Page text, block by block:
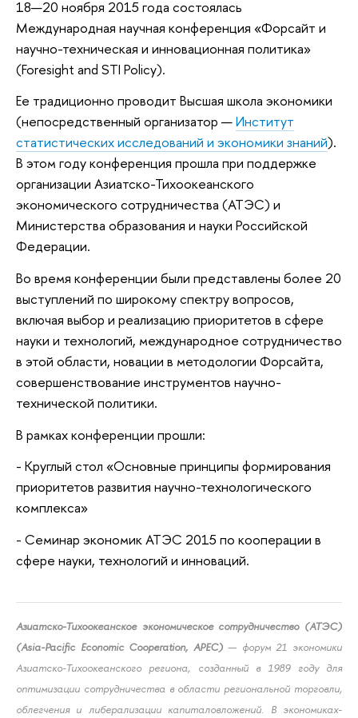
18—20 ноября 2015 года состоялась
Международная научная конференция «Форсайт и
научно-техническая и инновационная политика»
(Foresight and STI Policy).
Ее традиционно проводит Высшая школа экономики
(непосредственный организатор —Институт
статистических исследований и экономики знаний).
В этом году конференция прошла при поддержке
организации Азиатско-Тихоокеанского
экономического сотрудничества (АТЭС) и
Министерства образования и науки Российской
Федерации.
Во время конференции были представлены более 20
выступлений по широкому спектру вопросов,
включая выбор и реализацию приоритетов в сфере
науки и технологий, международное сотрудничество
в этой области, новации в методологии Форсайта,
совершенствование инструментов научно-
технической политики.
В рамках конференции прошли:
- Круглый стол «Основные принципы формирования
приоритетов развития научно-технологического
комплекса»
- Семинар экономик АТЭС 2015 по кооперации в
сфере науки, технологий и инноваций.
Азиатско-Тихоокеанское экономическое сотрудничество (АТЭС)
(Asia-Pacific Economic Cooperation, APEC)— форум 21 экономики
Азиатско-Тихоокеанского региона, созданный в 1989 году для
оптимизации сотрудничества в области региональной торговли,
облегчения и либерализации капиталовложений. В экономиках-